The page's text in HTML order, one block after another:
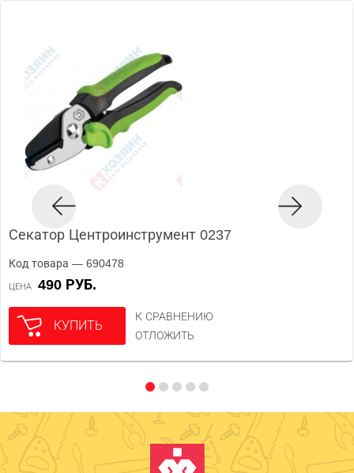
Секатор Центроинструмент 0237
Код товара — 690478
ЦЕНА 490 РУБ.
КУПИТЬ
К СРАВНЕНИЮ
ОТЛОЖИТЬ